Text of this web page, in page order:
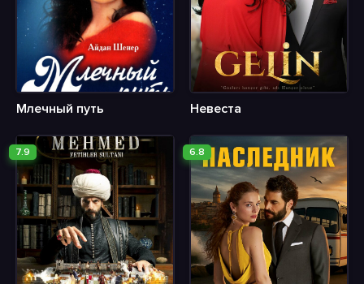
Млечный путь Невеста
7.9 6.8